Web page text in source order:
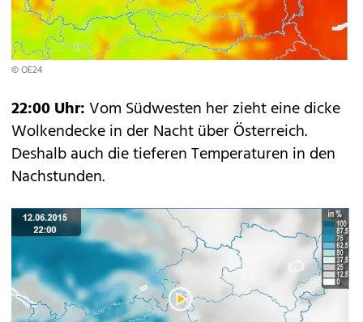
© OE24
22:00 Uhr:Vom Südwesten her zieht eine dicke
Wolkendecke in der Nacht über Österreich.
Deshalb auch die tieferen Temperaturen in den
Nachstunden.